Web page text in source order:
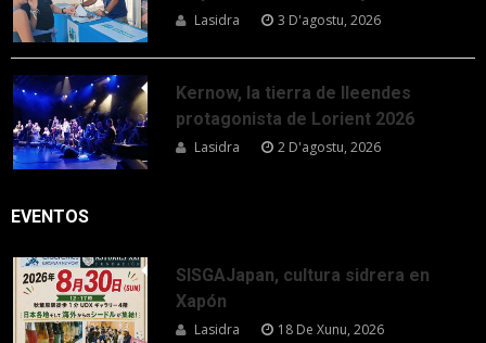
Lasidra 3 D'agostu, 2026
Kernow, la tierra de lleendes
protagonista de Lorient 2026
Lasidra 2 D'agostu, 2026
EVENTOS
SISGAJapan, cultura sidrera en
Xapón
Lasidra 18 De Xunu, 2026